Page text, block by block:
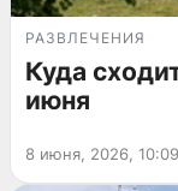
РАЗВЛЕЧЕНИЯ
Куда
июня
8 июня, 2026, 10:09